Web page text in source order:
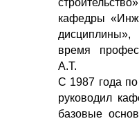
кафедры
дисциплины»,
время
А.Т.
С 1987 года
руководил
базовые